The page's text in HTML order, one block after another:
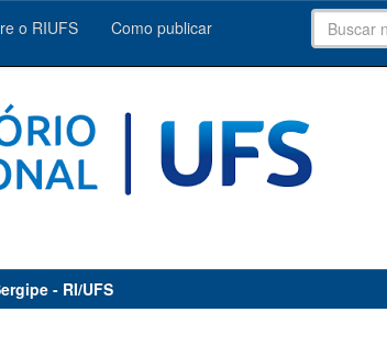
o RIUFS Como publicar
- RI/UFS